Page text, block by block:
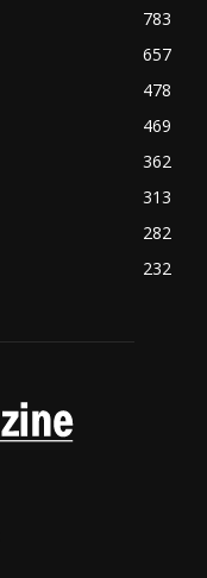
783
657
478
469
362
313
282
232